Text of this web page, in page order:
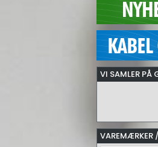
VI SAMLER PÅ
VAREMÆRKER